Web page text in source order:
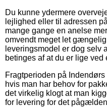
Du kunne ydermere
lejlighed eller til adressen
mange gange en anelse
omvendt meget let
leveringsmodel er dog selv
betinges af at du er lige ved
Fragtperioden på
hvis man har behov for
det virkelig klogt at man
for levering for det